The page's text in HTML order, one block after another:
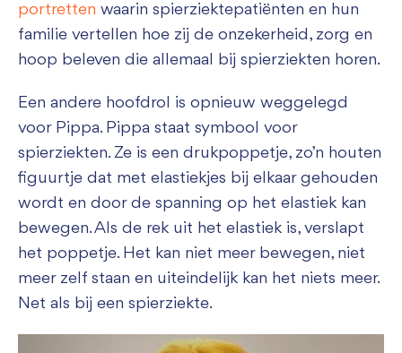
portretten waarin spierziektepatiënten en hun
familie vertellen hoe zij de onzekerheid, zorg en
hoop beleven die allemaal bij spierziekten horen.
Een andere hoofdrol is opnieuw weggelegd
voor Pippa. Pippa staat symbool voor
spierziekten. Ze is een drukpoppetje, zo’n houten
figuurtje dat met elastiekjes bij elkaar gehouden
wordt en door de spanning op het elastiek kan
bewegen. Als de rek uit het elastiek is, verslapt
het poppetje. Het kan niet meer bewegen, niet
meer zelf staan en uiteindelijk kan het niets meer.
Net als bij een spierziekte.